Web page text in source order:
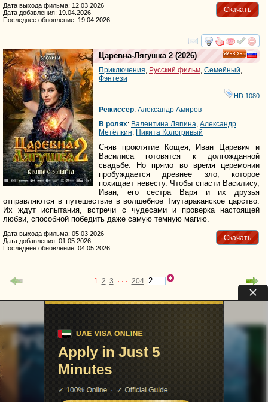
Скачать
Дата выхода фильма: 12.03.2026
Дата добавления: 19.04.2026
Последнее обновление: 19.04.2026
смотреть
HD
Царевна-Лягушка 2 (2026)
Приключения, Русский фильм, Семейный,
Фэнтези
HD 1080
Режиссер: Александр Амиров
В ролях: Валентина Ляпина, Александр
Метёлкин, Никита Кологривый
Сняв проклятие Кощея, Иван Царевич и
Василиса готовятся к долгожданной
свадьбе. Но прямо во время церемонии
пробуждается древнее зло, которое
похищает невесту. Чтобы спасти Василису,
Иван, его сестра Варя и их друзья
отправляются в путешествие в волшебное Тмутараканское царство.
Их ждут испытания, встречи с чудесами и проверка настоящей
любви, способной победить даже самую темную магию.
Скачать
Дата выхода фильма: 05.03.2026
Дата добавления: 01.05.2026
Последнее обновление: 04.05.2026
1 2 3 · · · 204
uvu@uvuvu.ru
Помощь сайту